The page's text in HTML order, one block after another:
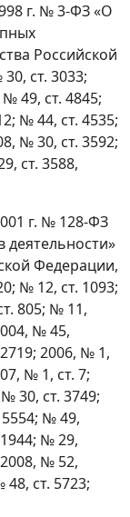
г. № 3-ФЗ «О
Российской
ст. 3033;
49, ст. 4845;
№ 44, ст. 4535;
№ 30, ст. 3592;
ст. 3588,
г. № 128-ФЗ
Федерации,
№ 12, ст. 1093;
805; № 11,
№ 45,
2006, № 1,
№ 1, ст. 7;
30, ст. 3749;
№ 49,
№ 29,
№ 52,
ст. 5723;